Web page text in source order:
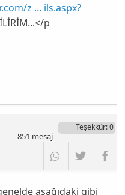
z ... ils.aspx?
p
Teşekkür: 0
851 mesaj
aşağıdaki gibi